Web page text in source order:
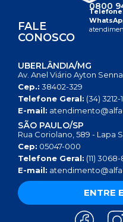
FALE
CONOSCO
0800
UBERLÂNDIA/MG
Av. Anel Viário Ayton
Cep.: 38402-329
Telefone Geral: (34) 3212-
E-mail:
SÃO PAULO/SP
Rua Coriolano, 589 - Lapa
Cep: 05047-000
Telefone Geral: (11)
E-mail:
ENTRE